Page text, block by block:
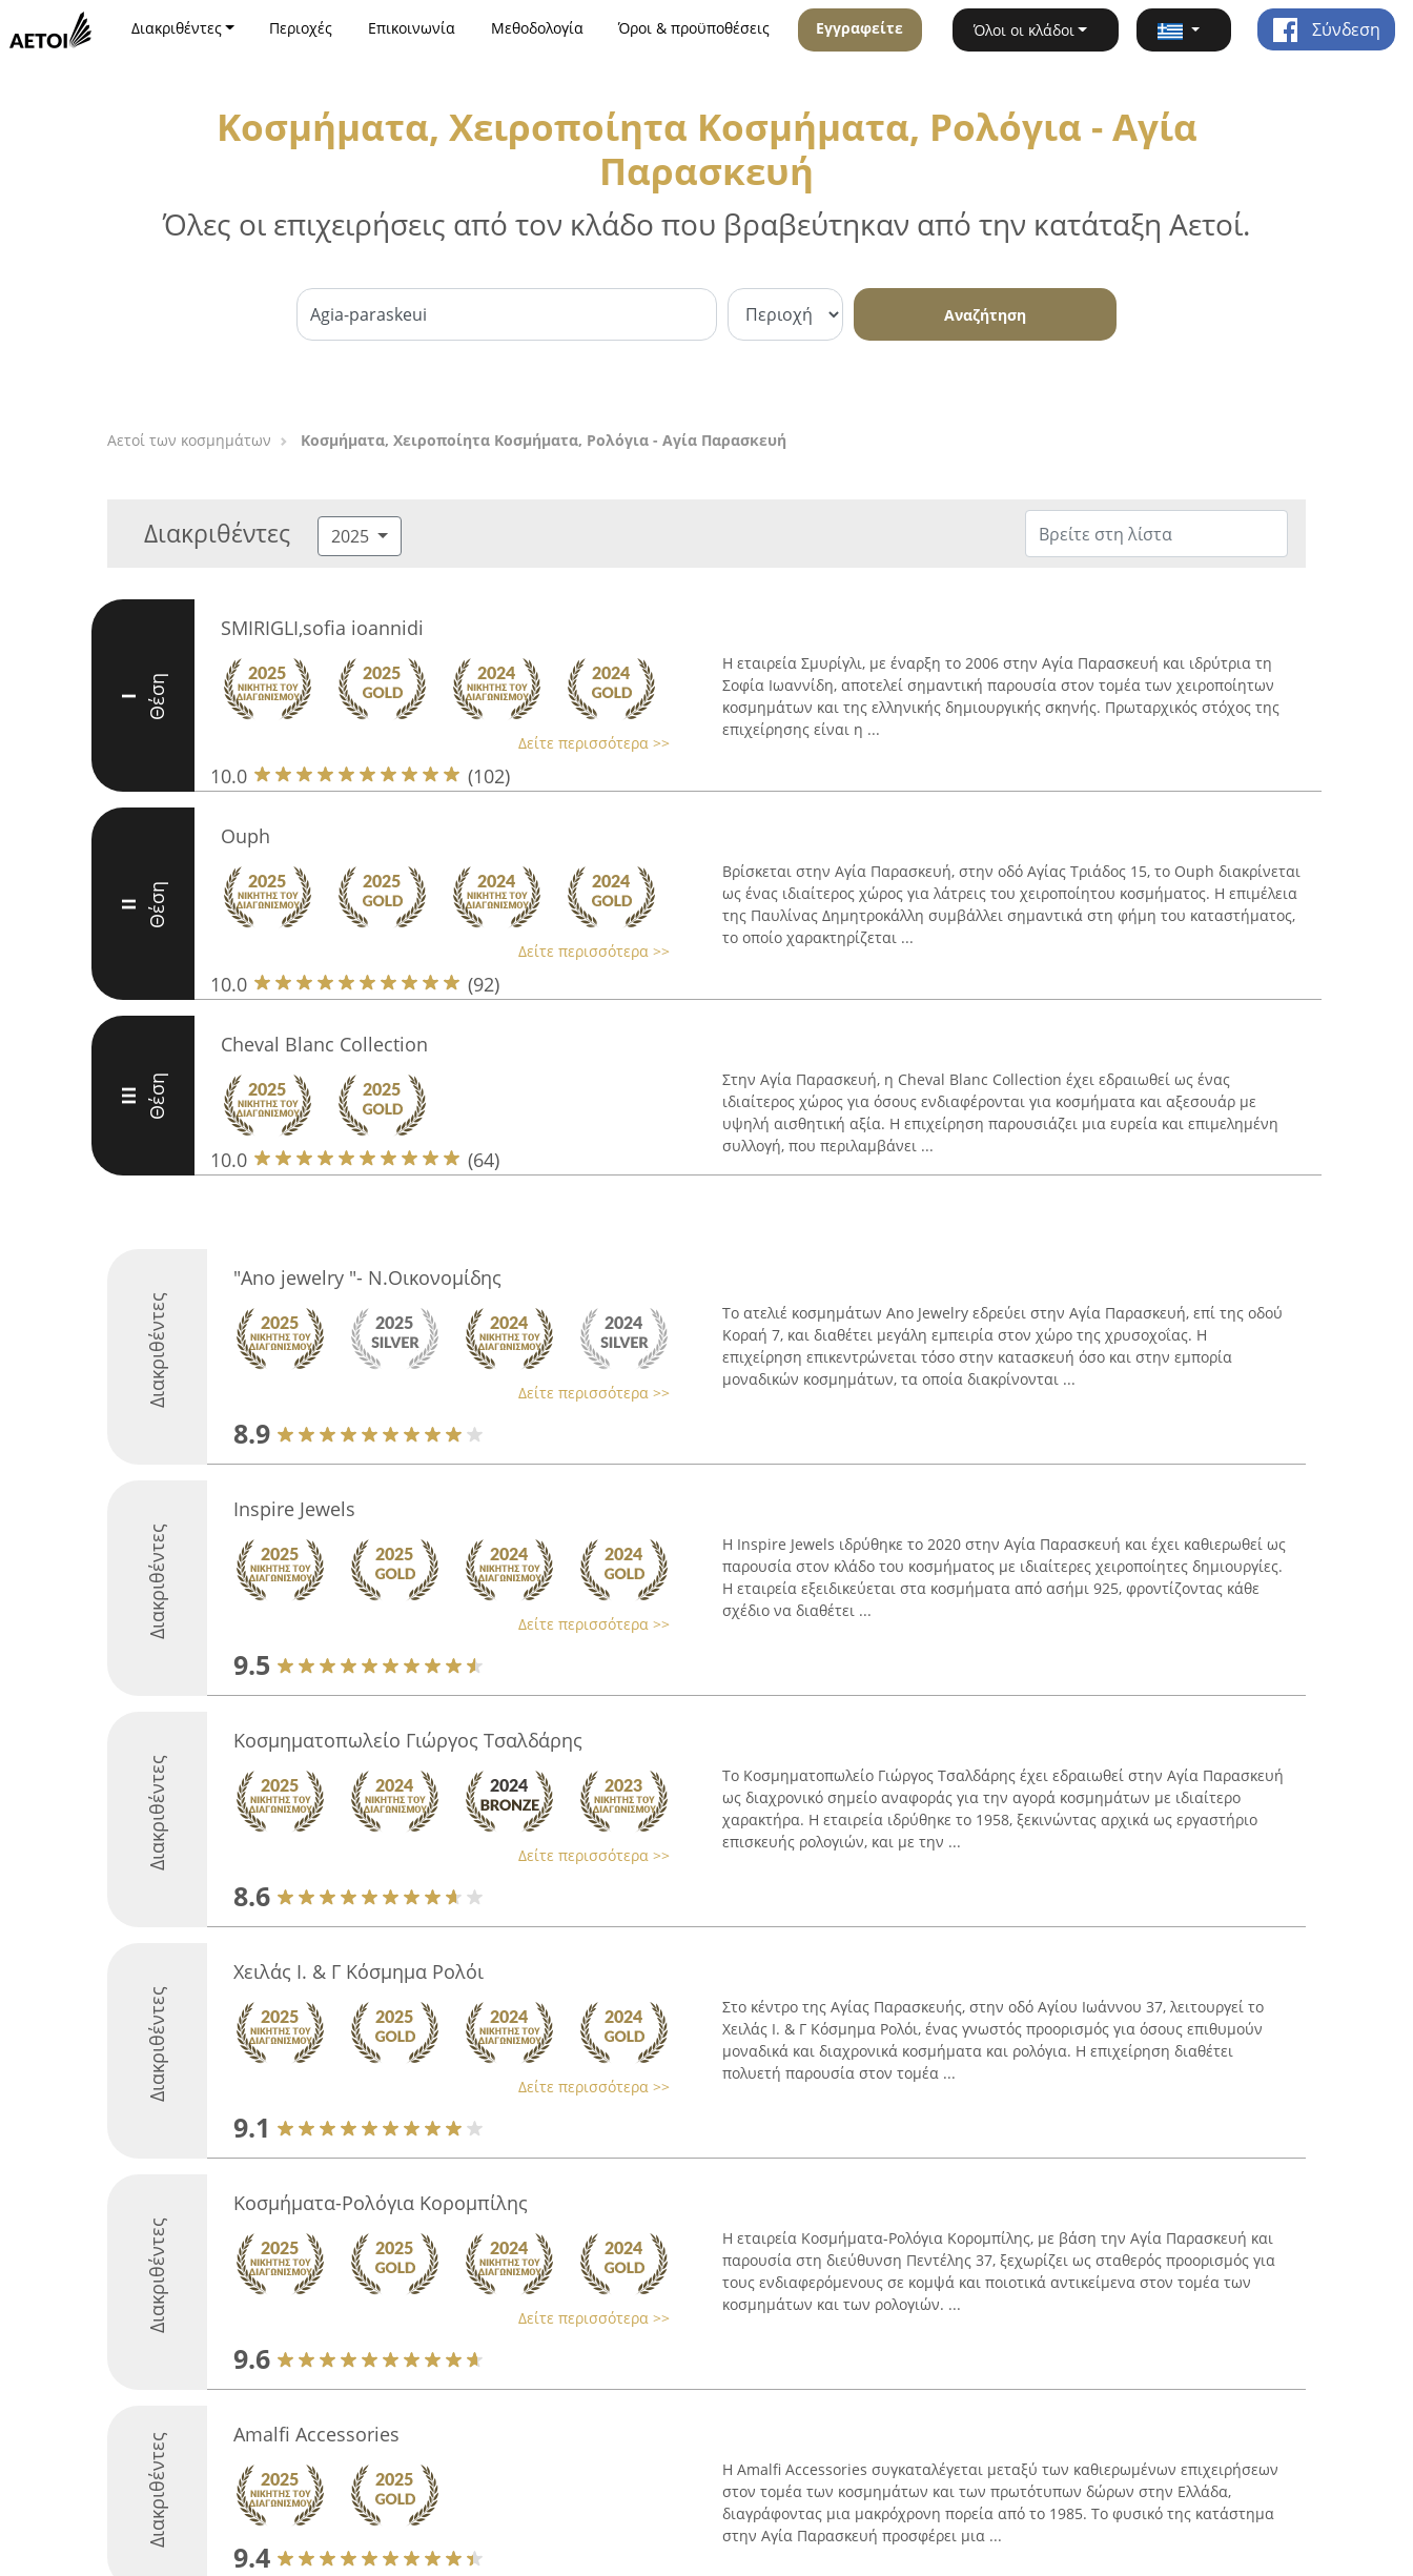
Διακριθέντες Περιοχές Επικοινωνία Μεθοδολογία Όροι & προϋποθέσεις Εγγραφείτε Όλοι οι κλάδοι Σύνδεση
Κοσμήματα, Χειροποίητα Κοσμήματα, Ρολόγια - Αγία
Παρασκευή
Όλες οι επιχειρήσεις από τον κλάδο που βραβεύτηκαν από την κατάταξη Αετοί.
Αναζήτηση
Αετοί των κοσμημάτων Κοσμήματα, Χειροποίητα Κοσμήματα, Ρολόγια - Αγία Παρασκευή
Διακριθέντες 2025
I Θέση
SMIRIGLI,sofia ioannidi
Δείτε περισσότερα >>
10.0 (102)
Η εταιρεία Σμυρίγλι, με έναρξη το 2006 στην Αγία Παρασκευή και ιδρύτρια τη
Σοφία Ιωαννίδη, αποτελεί σημαντική παρουσία στον τομέα των χειροποίητων
κοσμημάτων και της ελληνικής δημιουργικής σκηνής. Πρωταρχικός στόχος της
επιχείρησης είναι η ...
II Θέση
Ouph
Δείτε περισσότερα >>
10.0 (92)
Βρίσκεται στην Αγία Παρασκευή, στην οδό Αγίας Τριάδος 15, το Ouph διακρίνεται
ως ένας ιδιαίτερος χώρος για λάτρεις του χειροποίητου κοσμήματος. Η επιμέλεια
της Παυλίνας Δημητροκάλλη συμβάλλει σημαντικά στη φήμη του καταστήματος,
το οποίο χαρακτηρίζεται ...
III Θέση
Cheval Blanc Collection
10.0 (64)
Στην Αγία Παρασκευή, η Cheval Blanc Collection έχει εδραιωθεί ως ένας
ιδιαίτερος χώρος για όσους ενδιαφέρονται για κοσμήματα και αξεσουάρ με
υψηλή αισθητική αξία. Η επιχείρηση παρουσιάζει μια ευρεία και επιμελημένη
συλλογή, που περιλαμβάνει ...
Διακριθέντες
"Ano jewelry "- Ν.Οικονομίδης
Δείτε περισσότερα >>
8.9
Το ατελιέ κοσμημάτων Ano Jewelry εδρεύει στην Αγία Παρασκευή, επί της οδού
Κοραή 7, και διαθέτει μεγάλη εμπειρία στον χώρο της χρυσοχοΐας. Η
επιχείρηση επικεντρώνεται τόσο στην κατασκευή όσο και στην εμπορία
μοναδικών κοσμημάτων, τα οποία διακρίνονται ...
Διακριθέντες
Inspire Jewels
Δείτε περισσότερα >>
9.5
Η Inspire Jewels ιδρύθηκε το 2020 στην Αγία Παρασκευή και έχει καθιερωθεί ως
παρουσία στον κλάδο του κοσμήματος με ιδιαίτερες χειροποίητες δημιουργίες.
Η εταιρεία εξειδικεύεται στα κοσμήματα από ασήμι 925, φροντίζοντας κάθε
σχέδιο να διαθέτει ...
Διακριθέντες
Κοσμηματοπωλείο Γιώργος Τσαλδάρης
Δείτε περισσότερα >>
8.6
Το Κοσμηματοπωλείο Γιώργος Τσαλδάρης έχει εδραιωθεί στην Αγία Παρασκευή
ως διαχρονικό σημείο αναφοράς για την αγορά κοσμημάτων με ιδιαίτερο
χαρακτήρα. Η εταιρεία ιδρύθηκε το 1958, ξεκινώντας αρχικά ως εργαστήριο
επισκευής ρολογιών, και με την ...
Διακριθέντες
Χειλάς Ι. & Γ Κόσμημα Ρολόι
Δείτε περισσότερα >>
9.1
Στο κέντρο της Αγίας Παρασκευής, στην οδό Αγίου Ιωάννου 37, λειτουργεί το
Χειλάς Ι. & Γ Κόσμημα Ρολόι, ένας γνωστός προορισμός για όσους επιθυμούν
μοναδικά και διαχρονικά κοσμήματα και ρολόγια. Η επιχείρηση διαθέτει
πολυετή παρουσία στον τομέα ...
Διακριθέντες
Κοσμήματα-Ρολόγια Κορομπίλης
Δείτε περισσότερα >>
9.6
Η εταιρεία Κοσμήματα-Ρολόγια Κορομπίλης, με βάση την Αγία Παρασκευή και
παρουσία στη διεύθυνση Πεντέλης 37, ξεχωρίζει ως σταθερός προορισμός για
τους ενδιαφερόμενους σε κομψά και ποιοτικά αντικείμενα στον τομέα των
κοσμημάτων και των ρολογιών. ...
Διακριθέντες Amalfi Accessories
9.4
Η Amalfi Accessories συγκαταλέγεται μεταξύ των καθιερωμένων επιχειρήσεων
στον τομέα των κοσμημάτων και των πρωτότυπων δώρων στην Ελλάδα,
διαγράφοντας μια μακρόχρονη πορεία από το 1985. Το φυσικό της κατάστημα
στην Αγία Παρασκευή προσφέρει μια ...